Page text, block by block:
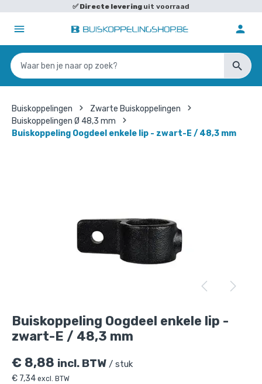
✅Directe levering uit voorraad
Buiskoppelingen
Zwarte Buiskoppelingen
Buiskoppelingen Ø 48,3 mm
Buiskoppeling Oogdeel enkele lip - zwart-E / 48,3 mm
Buiskoppeling Oogdeel enkele lip -
zwart-E / 48,3 mm
€ 8,88 incl. BTW / stuk
€ 7,34 excl. BTW
winkelmandje